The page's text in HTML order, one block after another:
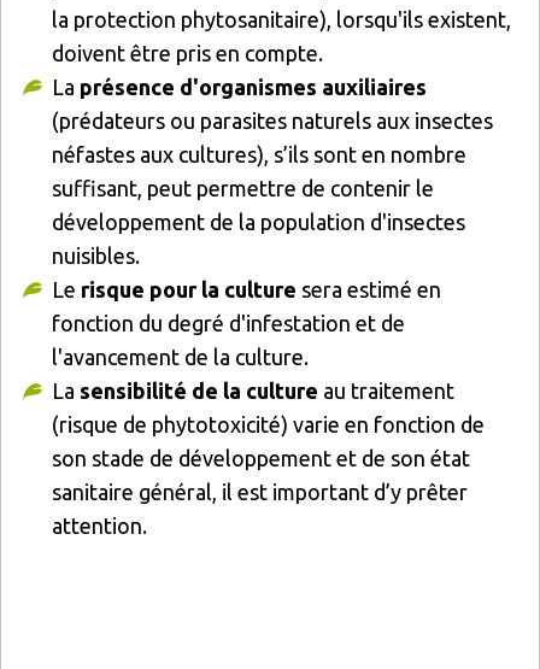
la protection phytosanitaire), lorsqu'ils existent,
doivent être pris en compte.
La présence d'organismes auxiliaires
(prédateurs ou parasites naturels aux insectes
néfastes aux cultures), s’ils sont en nombre
suffisant, peut permettre de contenir le
développement de la population d'insectes
nuisibles.
Le risque pour la culture sera estimé en
fonction du degré d'infestation et de
l'avancement de la culture.
La sensibilité de la culture au traitement
(risque de phytotoxicité) varie en fonction de
son stade de développement et de son état
sanitaire général, il est important d’y prêter
attention.